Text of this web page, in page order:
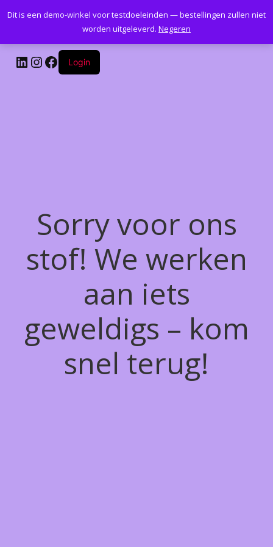
Kantoormeubelenplus.com
LinkedIn
Instagram
Facebook
Login
Sorry voor ons
stof! We werken
aan iets
geweldigs – kom
snel terug!
Dit is een demo-winkel voor testdoeleinden — bestellingen zullen niet
worden uitgeleverd. Negeren